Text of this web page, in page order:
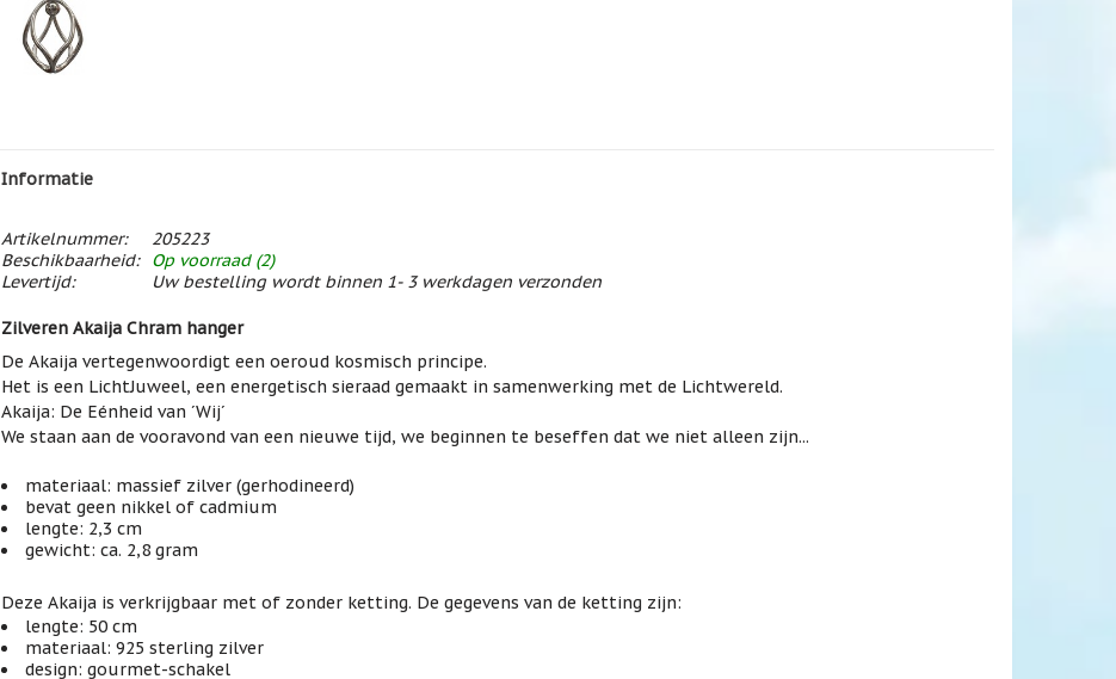
Informatie
Artikelnummer:
205223
Beschikbaarheid:
Op voorraad (2)
Levertijd:
Uw bestelling wordt binnen 1- 3 werkdagen verzonden
Zilveren Akaija Chram hanger
De Akaija vertegenwoordigt een oeroud kosmisch principe.
Het is een LichtJuweel, een energetisch sieraad gemaakt in samenwerking met de Lichtwereld.
Akaija: De Eénheid van ´Wij´
We staan aan de vooravond van een nieuwe tijd, we beginnen te beseffen dat we niet alleen zijn...
materiaal: massief zilver (gerhodineerd)
bevat geen nikkel of cadmium
lengte: 2,3 cm
gewicht: ca. 2,8 gram
Deze Akaija is verkrijgbaar met of zonder ketting. De gegevens van de ketting zijn:
lengte: 50 cm
materiaal: 925 sterling zilver
design: gourmet-schakel